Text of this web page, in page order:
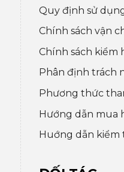
Quy định sử
Chính sách vận
Chính sách kiểm
Phân định trách
Phương thức
Hướng dẫn mua
Huớng dẫn kiểm